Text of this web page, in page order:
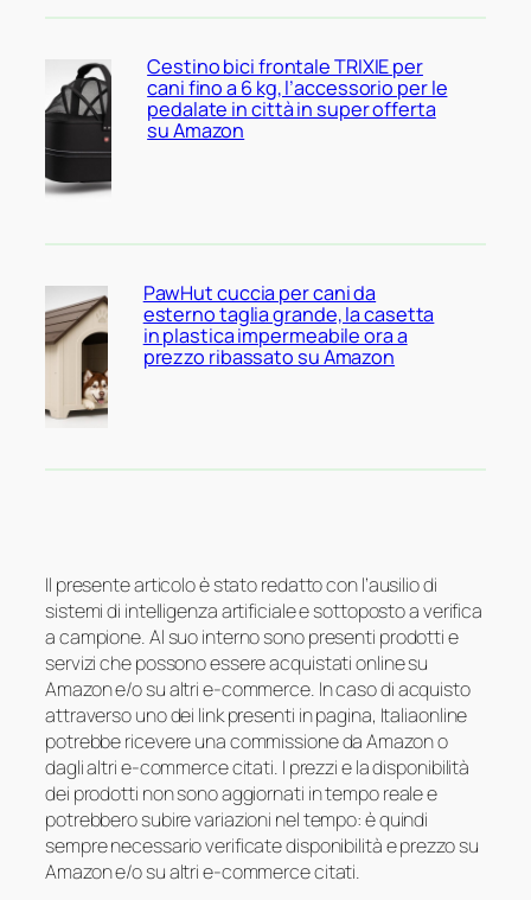
Cestino bici frontale TRIXIE per
cani fino a 6 kg, l’accessorio per le
pedalate in città in super offerta
su Amazon
PawHut cuccia per cani da
esterno taglia grande, la casetta
in plastica impermeabile ora a
prezzo ribassato su Amazon
Il presente articolo è stato redatto con l’ausilio di
sistemi di intelligenza artificiale e sottoposto a verifica
a campione. Al suo interno sono presenti prodotti e
servizi che possono essere acquistati online su
Amazon e/o su altri e-commerce. In caso di acquisto
attraverso uno dei link presenti in pagina, Italiaonline
potrebbe ricevere una commissione da Amazon o
dagli altri e-commerce citati. I prezzi e la disponibilità
dei prodotti non sono aggiornati in tempo reale e
potrebbero subire variazioni nel tempo: è quindi
sempre necessario verificate disponibilità e prezzo su
Amazon e/o su altri e-commerce citati.